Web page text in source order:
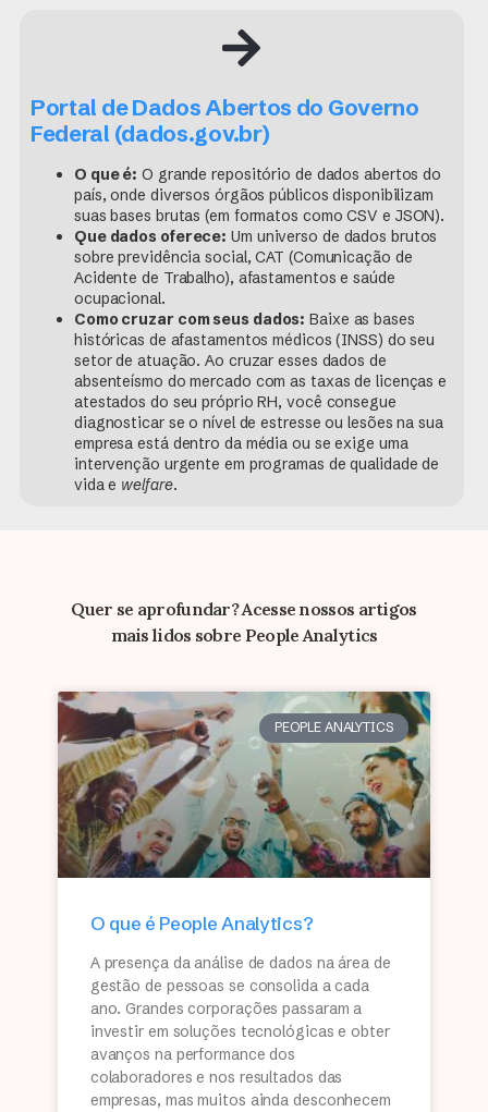
Portal de Dados Abertos do Governo
Federal (dados.gov.br)
O que é: O grande repositório de dados abertos do
país, onde diversos órgãos públicos disponibilizam
suas bases brutas (em formatos como CSV e JSON).
Que dados oferece: Um universo de dados brutos
sobre previdência social, CAT (Comunicação de
Acidente de Trabalho), afastamentos e saúde
ocupacional.
Como cruzar com seus dados: Baixe as bases
históricas de afastamentos médicos (INSS) do seu
setor de atuação. Ao cruzar esses dados de
absenteísmo do mercado com as taxas de licenças e
atestados do seu próprio RH, você consegue
diagnosticar se o nível de estresse ou lesões na sua
empresa está dentro da média ou se exige uma
intervenção urgente em programas de qualidade de
vida e welfare.
Quer se aprofundar? Acesse nossos artigos
mais lidos sobre People Analytics
PEOPLE ANALYTICS
O que é People Analytics?
A presença da análise de dados na área de
gestão de pessoas se consolida a cada
ano. Grandes corporações passaram a
investir em soluções tecnológicas e obter
avanços na performance dos
colaboradores e nos resultados das
empresas, mas muitos ainda desconhecem